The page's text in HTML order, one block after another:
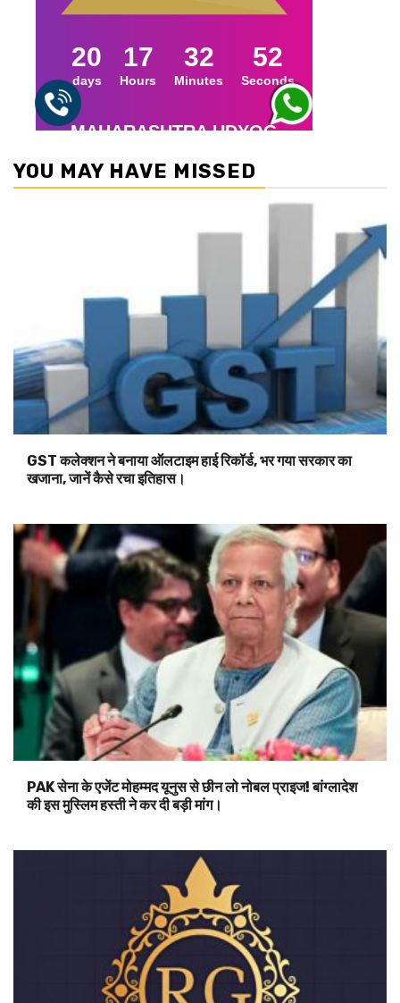
YOU MAY HAVE MISSED
GST कलेक्शन ने बनाया ऑलटाइम हाई रिकॉर्ड, भर गया सरकार का
खजाना, जानें कैसे रचा इतिहास।
PAK सेना के एजेंट मोहम्मद यूनुस से छीन लो नोबल प्राइज! बांग्लादेश
की इस मुस्लिम हस्ती ने कर दी बड़ी मांग।